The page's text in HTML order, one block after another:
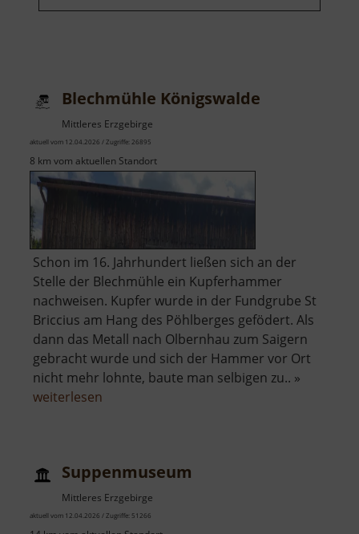
Blechmühle Königswalde
Mittleres Erzgebirge
aktuell vom 12.04.2026 / Zugriffe: 26895
8 km vom aktuellen Standort
Schon im 16. Jahrhundert ließen sich an der
Stelle der Blechmühle ein Kupferhammer
nachweisen. Kupfer wurde in der Fundgrube St
Briccius am Hang des Pöhlberges gefödert. Als
dann das Metall nach Olbernhau zum Saigern
gebracht wurde und sich der Hammer vor Ort
nicht mehr lohnte, baute man selbigen zu.. »
weiterlesen
Suppenmuseum
Mittleres Erzgebirge
aktuell vom 12.04.2026 / Zugriffe: 51266